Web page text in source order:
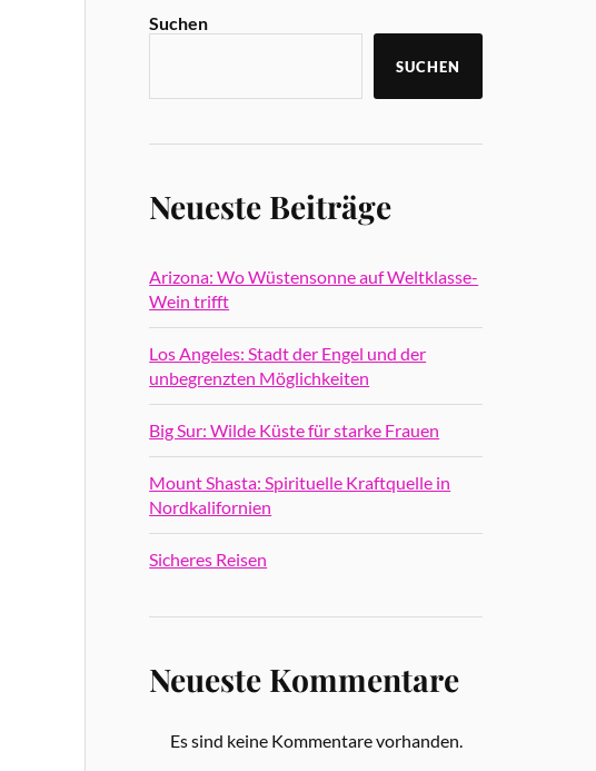
Suchen
SUCHEN
Neueste Beiträge
Arizona: Wo Wüstensonne auf Weltklasse-
Wein trifft
Los Angeles: Stadt der Engel und der
unbegrenzten Möglichkeiten
Big Sur: Wilde Küste für starke Frauen
Mount Shasta: Spirituelle Kraftquelle in
Nordkalifornien
Sicheres Reisen
Neueste Kommentare
Es sind keine Kommentare vorhanden.